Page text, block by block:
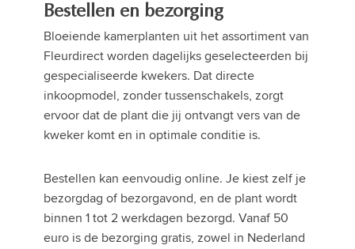
Bestellen en bezorging
Bloeiende kamerplanten uit het assortiment van
Fleurdirect worden dagelijks geselecteerden bij
gespecialiseerde kwekers. Dat directe
inkoopmodel, zonder tussenschakels, zorgt
ervoor dat de plant die jij ontvangt vers van de
kweker komt en in optimale conditie is.
Bestellen kan eenvoudig online. Je kiest zelf je
bezorgdag of bezorgavond, en de plant wordt
binnen 1 tot 2 werkdagen bezorgd. Vanaf 50
euro is de bezorging gratis, zowel in Nederland